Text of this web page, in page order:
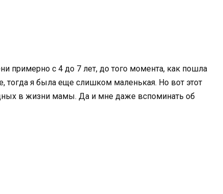
примерно с 4 до 7 лет, до того момента, как пошла
тогда я была еще слишком маленькая. Но вот этот
в жизни мамы. Да и мне даже вспоминать об